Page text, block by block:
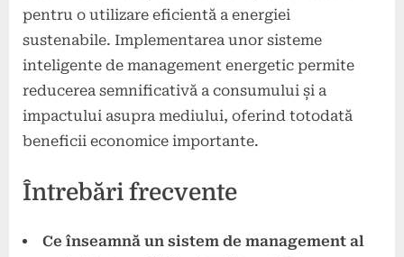
pentru o utilizare eficientă a energiei
sustenabile. Implementarea unor sisteme
inteligente de management energetic permite
reducerea semnificativă a consumului și a
impactului asupra mediului, oferind totodată
beneficii economice importante.
Întrebări frecvente
Ce înseamnă un sistem de management al